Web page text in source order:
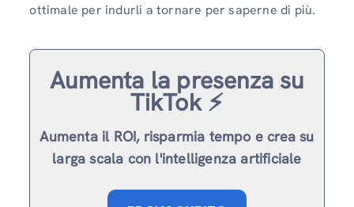
ottimale per indurli a tornare per saperne di più.
Aumenta la presenza su
TikTok ⚡️
Aumenta il ROI, risparmia tempo e crea su
larga scala con l'intelligenza artificiale